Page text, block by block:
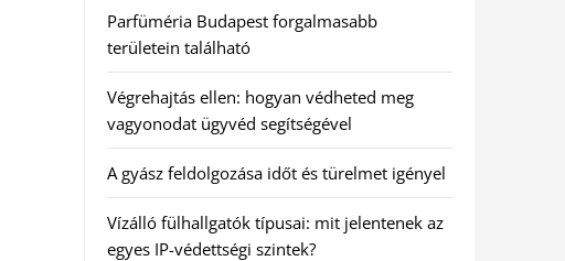
Parfüméria Budapest forgalmasabb
területein található
Végrehajtás ellen: hogyan védheted meg
vagyonodat ügyvéd segítségével
A gyász feldolgozása időt és türelmet igényel
Vízálló fülhallgatók típusai: mit jelentenek az
egyes IP-védettségi szintek?